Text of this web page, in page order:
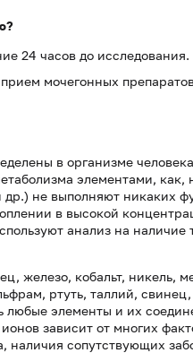
24 часов до исследования.
мочегонных
в организме
элементами,
не выполняют никаких
в высокой
анализ на наличие
железо, кобальт, никель,
ртуть, таллий,
любые элементы и их
зависит от многих
наличия сопутствующих